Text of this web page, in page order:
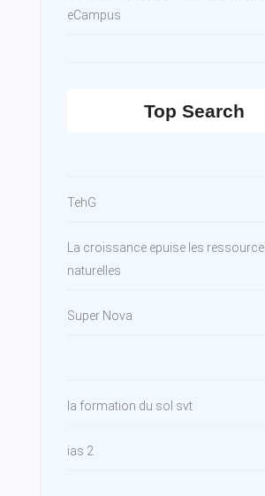
eCampus
Top Search
TehG
La croissance epuise les ressource
naturelles
Super Nova
la formation du sol svt
ias 2